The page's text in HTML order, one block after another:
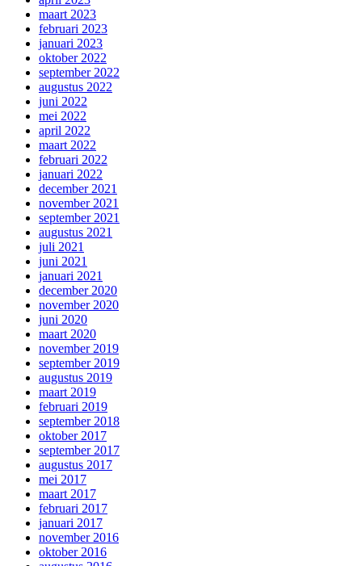
maart 2023
februari 2023
januari 2023
oktober 2022
september 2022
augustus 2022
juni 2022
mei 2022
april 2022
maart 2022
februari 2022
januari 2022
december 2021
november 2021
september 2021
augustus 2021
juli 2021
juni 2021
januari 2021
december 2020
november 2020
juni 2020
maart 2020
november 2019
september 2019
augustus 2019
maart 2019
februari 2019
september 2018
oktober 2017
september 2017
augustus 2017
mei 2017
maart 2017
februari 2017
januari 2017
november 2016
oktober 2016